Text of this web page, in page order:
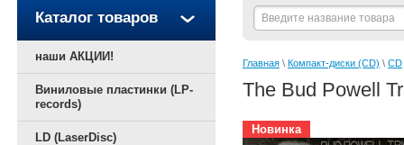
Каталог товаров
наши АКЦИИ!
Виниловые пластинки (LP-
records)
LD (LaserDisc)
Главная \ Компакт-диски (CD) \ CD
The Bud Powell
Новинка